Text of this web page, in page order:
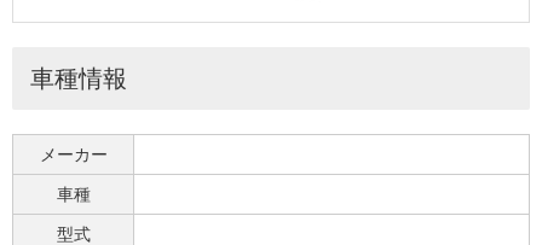
車種情報
メーカー
車種
型式